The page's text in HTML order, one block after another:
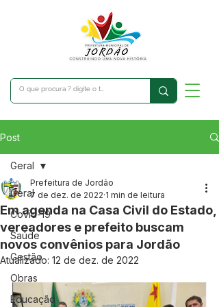
Post
Geral
Covid-19
Saúde
Gestão
Obras
Educação
Geral
Em agenda na Casa Civil do Estado,
vereadores e prefeito buscam
novos convênios para Jordão
Prefeitura de Jordão
7 de dez. de 2022 1 min de leitura
Atualizado: 12 de dez. de 2022